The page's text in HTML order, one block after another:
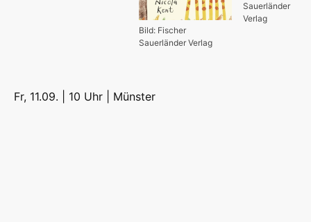
Sauerländer
Verlag
Bild: Fischer
Sauerländer Verlag
Fr, 11.09. | 10 Uhr | Münster